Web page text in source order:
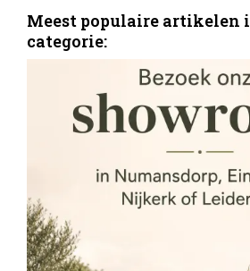
Meest populaire artikelen
categorie: